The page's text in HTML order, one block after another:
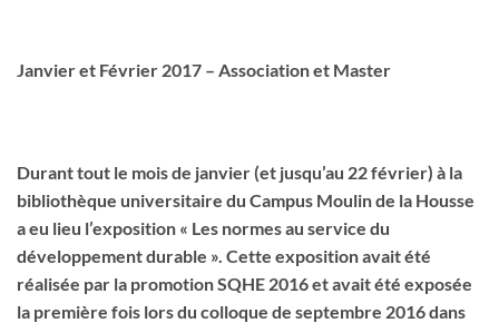
Janvier et Février 2017 – Association et Master
Durant tout le mois de janvier (et jusqu’au 22 février) à la
bibliothèque universitaire du Campus Moulin de la Housse
a eu lieu l’exposition « Les normes au service du
développement durable ». Cette exposition avait été
réalisée par la promotion SQHE 2016 et avait été exposée
la première fois lors du colloque de septembre 2016 dans